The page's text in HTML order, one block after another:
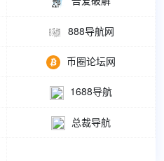
888导航网
币圈论坛网
1688导航
总裁导航